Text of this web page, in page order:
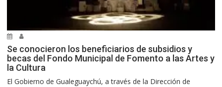
Se conocieron los beneficiarios de subsidios y
becas del Fondo Municipal de Fomento a las Artes y
la Cultura
El Gobierno de Gualeguaychú, a través de la Dirección de